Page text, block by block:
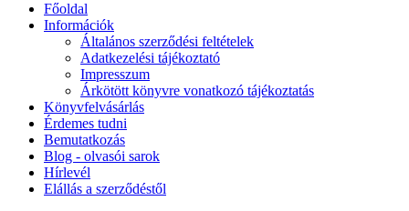
Főoldal
Információk
Általános szerződési feltételek
Adatkezelési tájékoztató
Impresszum
Árkötött könyvre vonatkozó tájékoztatás
Könyvfelvásárlás
Érdemes tudni
Bemutatkozás
Blog - olvasói sarok
Hírlevél
Elállás a szerződéstől